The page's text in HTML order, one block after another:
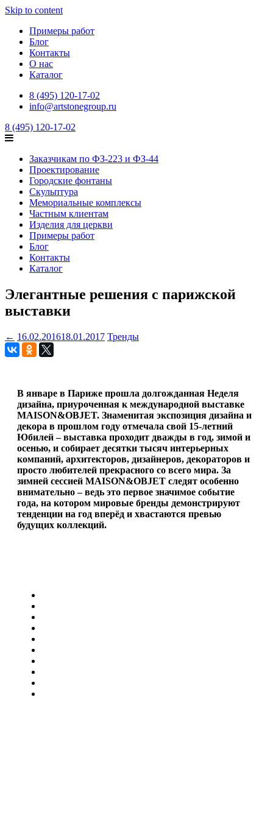
Skip to content
Примеры работ
Блог
Контакты
О нас
Каталог
8 (495) 120-17-02
info@artstonegroup.ru
8 (495) 120-17-02
Заказчикам по ФЗ-223 и ФЗ-44
Проектирование
Городские фонтаны
Скульптура
Мемориальные комплексы
Частным клиентам
Изделия для церкви
Примеры работ
Блог
Контакты
Каталог
Элегантные решения с парижской
выставки
← 16.02.201618.01.2017 Тренды
В январе в Париже прошла долгожданная Неделя
дизайна, приуроченная к международной выставке
MAISON&OBJET. Знаменитая экспозиция дизайна и
декора в прошлом году отмечала свой 15-летний
Юбилей – выставка проходит дважды в год, зимой и
осенью, и собирает десятки тысяч интерьерных
компаний, архитекторов, дизайнеров, декораторов и
просто любителей прекрасного со всего мира. За
зимней сессией MAISON&OBJET следят особенно
внимательно – ведь это первое значимое событие
года, на котором мировые бренды демонстрируют
тенденции на год вперёд и хвастаются превью
будущих коллекций.